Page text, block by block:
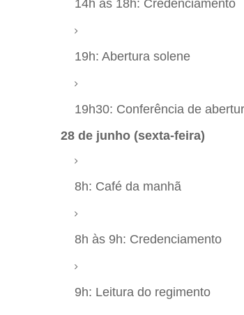
14h às 18h: Credenciamento
19h: Abertura solene
19h30: Conferência de
28 de junho (sexta-feira)
8h: Café da manhã
8h às 9h: Credenciamento
9h: Leitura do regimento